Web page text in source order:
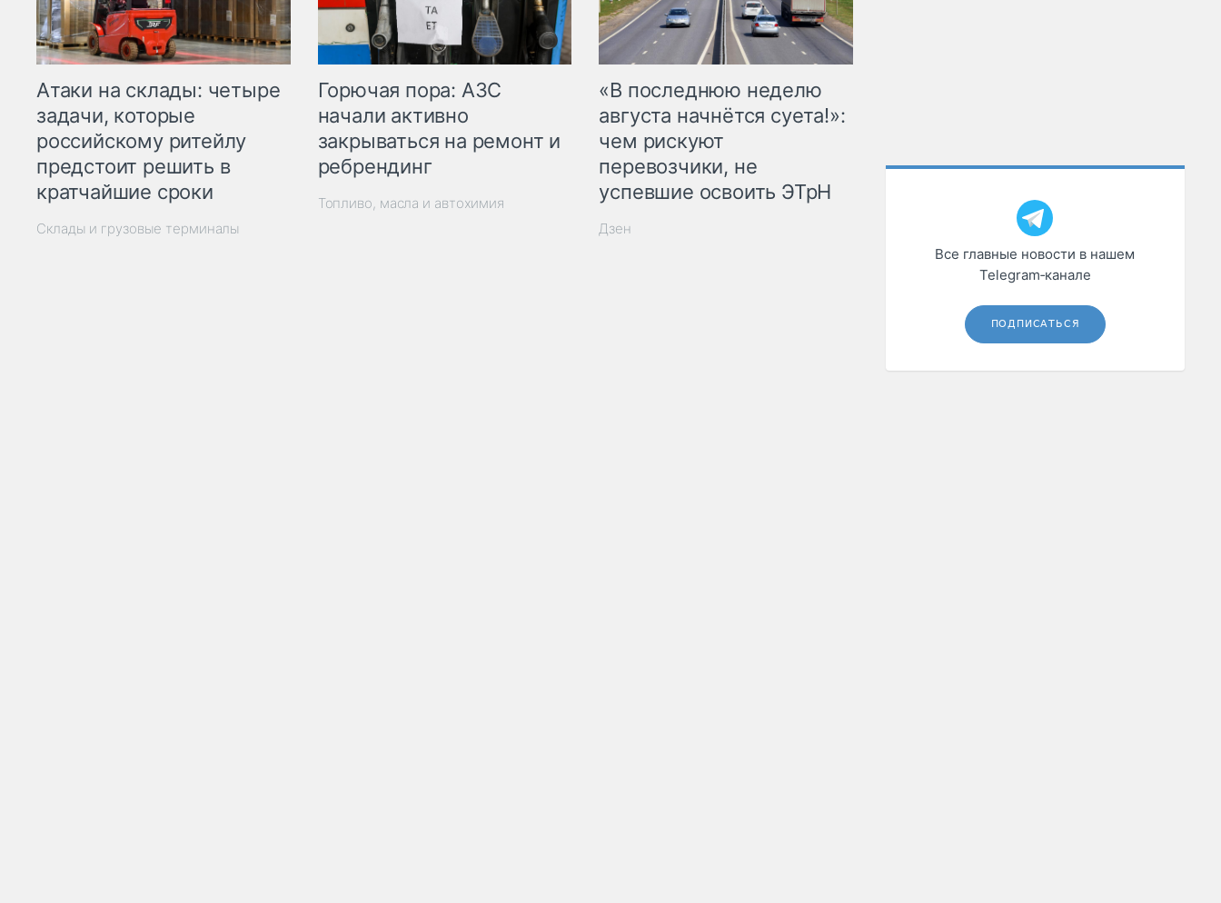
Атаки на склады: четыре
задачи, которые
российскому ритейлу
предстоит решить в
кратчайшие сроки
Склады и грузовые терминалы
Горючая пора: АЗС
начали активно
закрываться на ремонт и
ребрендинг
Топливо, масла и автохимия
«В последнюю неделю
августа начнётся суета!»:
чем рискуют
перевозчики, не
успевшие освоить ЭТрН
Дзен
Все главные новости в нашем
Telegram‑канале
ПОДПИСАТЬСЯ